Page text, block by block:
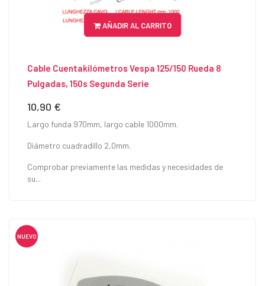
AÑADIR AL CARRITO
Cable Cuentakilómetros Vespa 125/150 Rueda 8
Pulgadas, 150s Segunda Serie
Precio
10,90 €
Largo funda 970mm, largo cable 1000mm.
Diámetro cuadradillo 2,0mm.
Comprobar previamente las medidas y necesidades de
su...
NUEVO